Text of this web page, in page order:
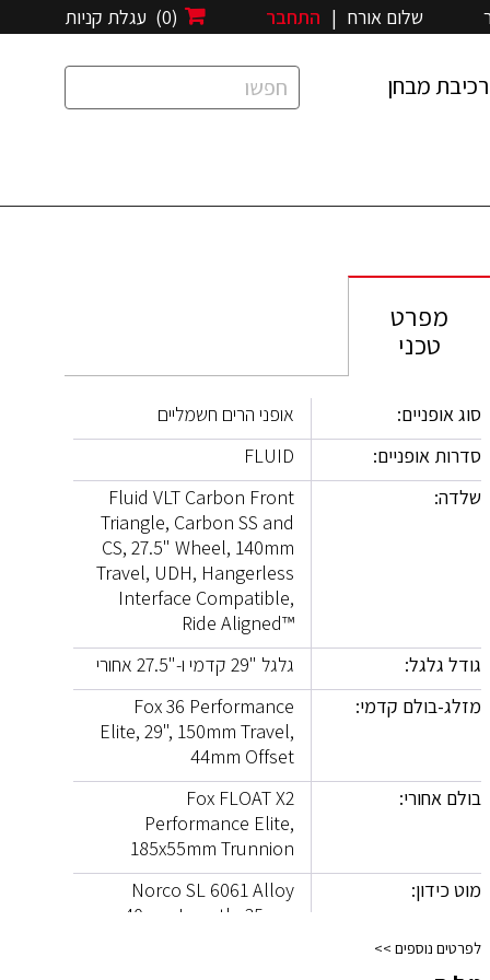
(0) עגלת קניות שלום אורח | התחבר
רכיבת מבחן
מפרט
טכני
סוג אופניים:
אופני הרים חשמליים
סדרות אופניים:
FLUID
שלדה:
Fluid VLT Carbon Front
Triangle, Carbon SS and
CS, 27.5" Wheel, 140mm
Travel, UDH, Hangerless
Interface Compatible,
Ride Aligned™
גודל גלגל:
גלגל "29 קדמי ו-"27.5 אחורי
מזלג-בולם קדמי:
Fox 36 Performance
Elite, 29", 150mm Travel,
44mm Offset
בולם אחורי:
Fox FLOAT X2
Performance Elite,
185x55mm Trunnion
מוט כידון:
Norco SL 6061 Alloy
40mm Length, 35mm
לפרטים נוספים >>